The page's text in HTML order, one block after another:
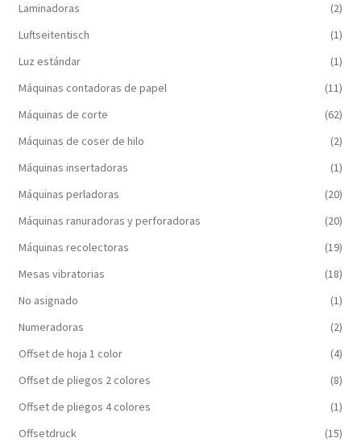
Laminadoras
(2)
Luftseitentisch
(1)
Luz estándar
(1)
Máquinas contadoras de papel
(11)
Máquinas de corte
(62)
Máquinas de coser de hilo
(2)
Máquinas insertadoras
(1)
Máquinas perladoras
(20)
Máquinas ranuradoras y perforadoras
(20)
Máquinas recolectoras
(19)
Mesas vibratorias
(18)
No asignado
(1)
Numeradoras
(2)
Offset de hoja 1 color
(4)
Offset de pliegos 2 colores
(8)
Offset de pliegos 4 colores
(1)
Offsetdruck
(15)